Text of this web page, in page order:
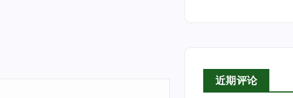
近期评论